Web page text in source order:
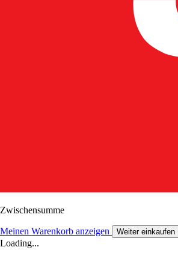
Zwischensumme
Meinen Warenkorb anzeigen Weiter einkaufen
Loading...